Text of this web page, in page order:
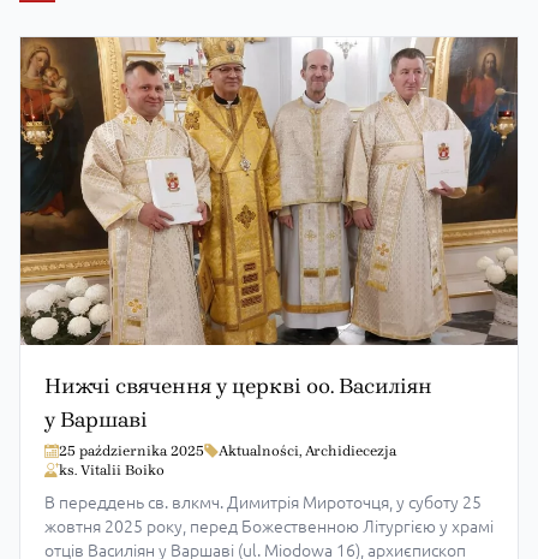
Храмовий празник в Отців Василіян у
Варшаві
17 sierpnia 2025
15 серпня у храмі парафії та монастиря Отців Василіян у
Варшаві урочисто відзначили храмове свято — Успіння
Пресвятої Богородиці. Святкову Божественну Літургію о